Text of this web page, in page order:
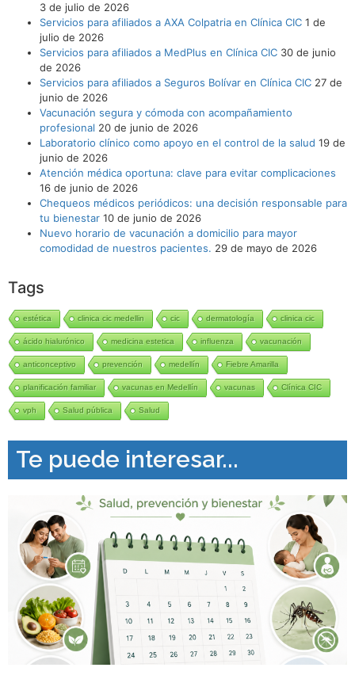
3 de julio de 2026
Servicios para afiliados a AXA Colpatria en Clínica CIC 1 de
julio de 2026
Servicios para afiliados a MedPlus en Clínica CIC 30 de junio
de 2026
Servicios para afiliados a Seguros Bolívar en Clínica CIC 27 de
junio de 2026
Vacunación segura y cómoda con acompañamiento
profesional 20 de junio de 2026
Laboratorio clínico como apoyo en el control de la salud 19 de
junio de 2026
Atención médica oportuna: clave para evitar complicaciones
16 de junio de 2026
Chequeos médicos periódicos: una decisión responsable para
tu bienestar 10 de junio de 2026
Nuevo horario de vacunación a domicilio para mayor
comodidad de nuestros pacientes. 29 de mayo de 2026
Tags
estética clinica cic medellin cic dermatología clinica cic
ácido hialurónico medicina estetica influenza vacunación
anticonceptivo prevención medellín Fiebre Amarilla
planificación familiar vacunas en Medellín vacunas Clínica CIC
vph Salud pública Salud
Te puede interesar...